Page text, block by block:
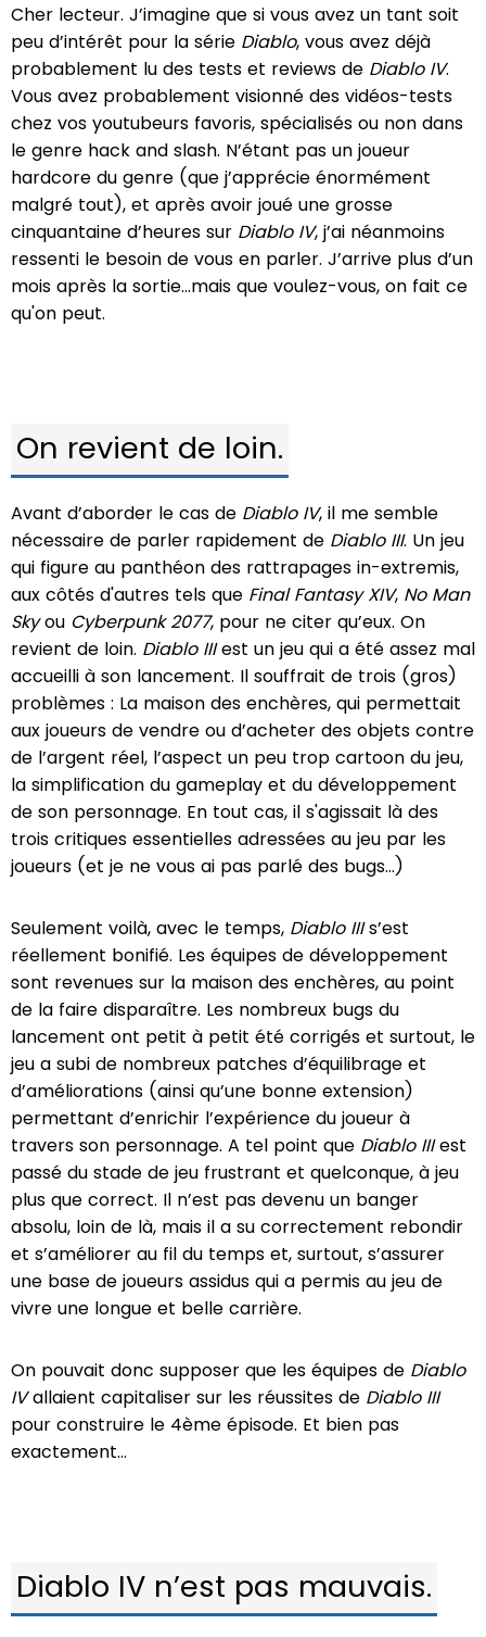
Cher lecteur. J’imagine que si vous avez un tant soit
peu d’intérêt pour la série Diablo, vous avez déjà
probablement lu des tests et reviews de Diablo IV.
Vous avez probablement visionné des vidéos-tests
chez vos youtubeurs favoris, spécialisés ou non dans
le genre hack and slash. N’étant pas un joueur
hardcore du genre (que j’apprécie énormément
malgré tout), et après avoir joué une grosse
cinquantaine d’heures sur Diablo IV, j’ai néanmoins
ressenti le besoin de vous en parler. J’arrive plus d’un
mois après la sortie…mais que voulez-vous, on fait ce
qu'on peut.
On revient de loin.
Avant d’aborder le cas de Diablo IV, il me semble
nécessaire de parler rapidement de Diablo III. Un jeu
qui figure au panthéon des rattrapages in-extremis,
aux côtés d'autres tels que Final Fantasy XIV, No Man
Skyou Cyberpunk 2077, pour ne citer qu’eux. On
revient de loin. Diablo IIIest un jeu qui a été assez mal
accueilli à son lancement. Il souffrait de trois (gros)
problèmes : La maison des enchères, qui permettait
aux joueurs de vendre ou d’acheter des objets contre
de l’argent réel, l’aspect un peu trop cartoon du jeu,
la simplification du gameplay et du développement
de son personnage. En tout cas, il s'agissait là des
trois critiques essentielles adressées au jeu par les
joueurs (et je ne vous ai pas parlé des bugs…)
Seulement voilà, avec le temps, Diablo IIIs’est
réellement bonifié. Les équipes de développement
sont revenues sur la maison des enchères, au point
de la faire disparaître. Les nombreux bugs du
lancement ont petit à petit été corrigés et surtout, le
jeu a subi de nombreux patches d’équilibrage et
d’améliorations (ainsi qu’une bonne extension)
permettant d’enrichir l’expérience du joueur à
travers son personnage. A tel point que Diablo IIIest
passé du stade de jeu frustrant et quelconque, à jeu
plus que correct. Il n’est pas devenu un banger
absolu, loin de là, mais il a su correctement rebondir
et s’améliorer au fil du temps et, surtout, s’assurer
une base de joueurs assidus qui a permis au jeu de
vivre une longue et belle carrière.
On pouvait donc supposer que les équipes de Diablo
IVallaient capitaliser sur les réussites de Diablo III
pour construire le 4ème épisode. Et bien pas
exactement…
Diablo IV n’est pas mauvais.